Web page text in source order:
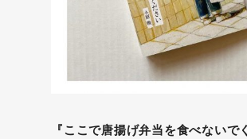
『ここで唐揚げ弁当を食べないで